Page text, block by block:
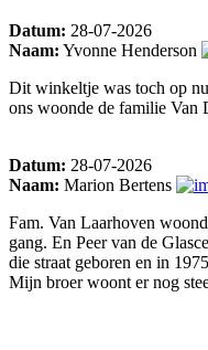
Datum: 28-07-2026
Naam: Yvonne Henderson
Dit winkeltje was toch op
ons woonde de familie Van
Datum: 28-07-2026
Naam: Marion Bertens
Fam. Van Laarhoven
gang. En Peer van de
die straat geboren en in
Mijn broer woont er nog